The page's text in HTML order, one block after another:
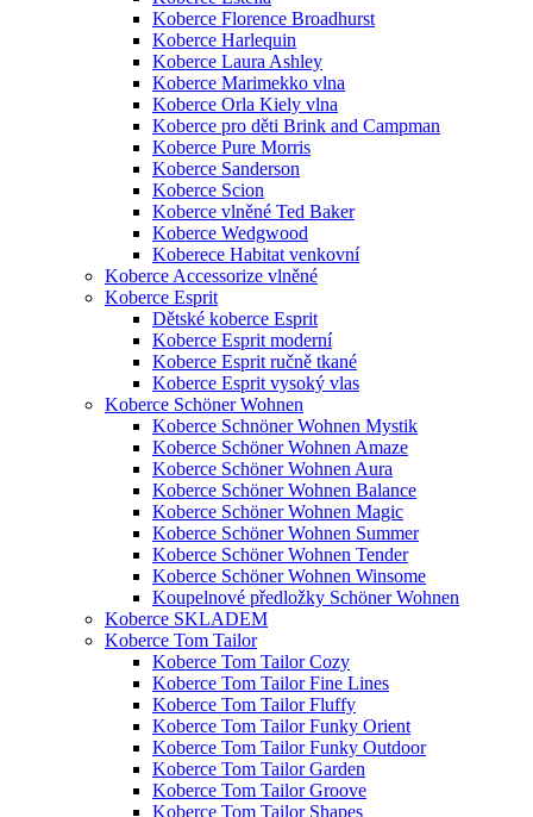
Koberce Florence Broadhurst
Koberce Harlequin
Koberce Laura Ashley
Koberce Marimekko vlna
Koberce Orla Kiely vlna
Koberce pro děti Brink and Campman
Koberce Pure Morris
Koberce Sanderson
Koberce Scion
Koberce vlněné Ted Baker
Koberce Wedgwood
Koberece Habitat venkovní
Koberce Accessorize vlněné
Koberce Esprit
Dětské koberce Esprit
Koberce Esprit moderní
Koberce Esprit ručně tkané
Koberce Esprit vysoký vlas
Koberce Schöner Wohnen
Koberce Schnöner Wohnen Mystik
Koberce Schöner Wohnen Amaze
Koberce Schöner Wohnen Aura
Koberce Schöner Wohnen Balance
Koberce Schöner Wohnen Magic
Koberce Schöner Wohnen Summer
Koberce Schöner Wohnen Tender
Koberce Schöner Wohnen Winsome
Koupelnové předložky Schöner Wohnen
Koberce SKLADEM
Koberce Tom Tailor
Koberce Tom Tailor Cozy
Koberce Tom Tailor Fine Lines
Koberce Tom Tailor Fluffy
Koberce Tom Tailor Funky Orient
Koberce Tom Tailor Funky Outdoor
Koberce Tom Tailor Garden
Koberce Tom Tailor Groove
Koberce Tom Tailor Shapes